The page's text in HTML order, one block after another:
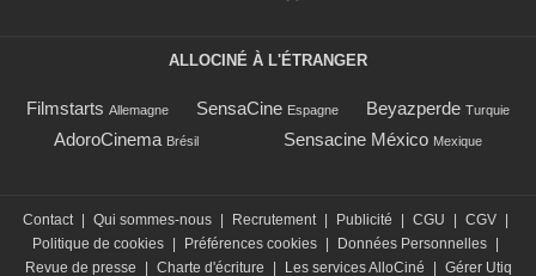
ALLOCINÉ À L'ÉTRANGER
Filmstarts Allemagne SensaCine Espagne Beyazperde Turquie
AdoroCinema Brésil Sensacine México Mexique
Contact Qui sommes-nous Recrutement Publicité CGU CGV
Politique de cookies
Préférences cookies Données Personnelles
Revue de presse
Charte d'écriture Les services AlloCiné Gérer Utiq